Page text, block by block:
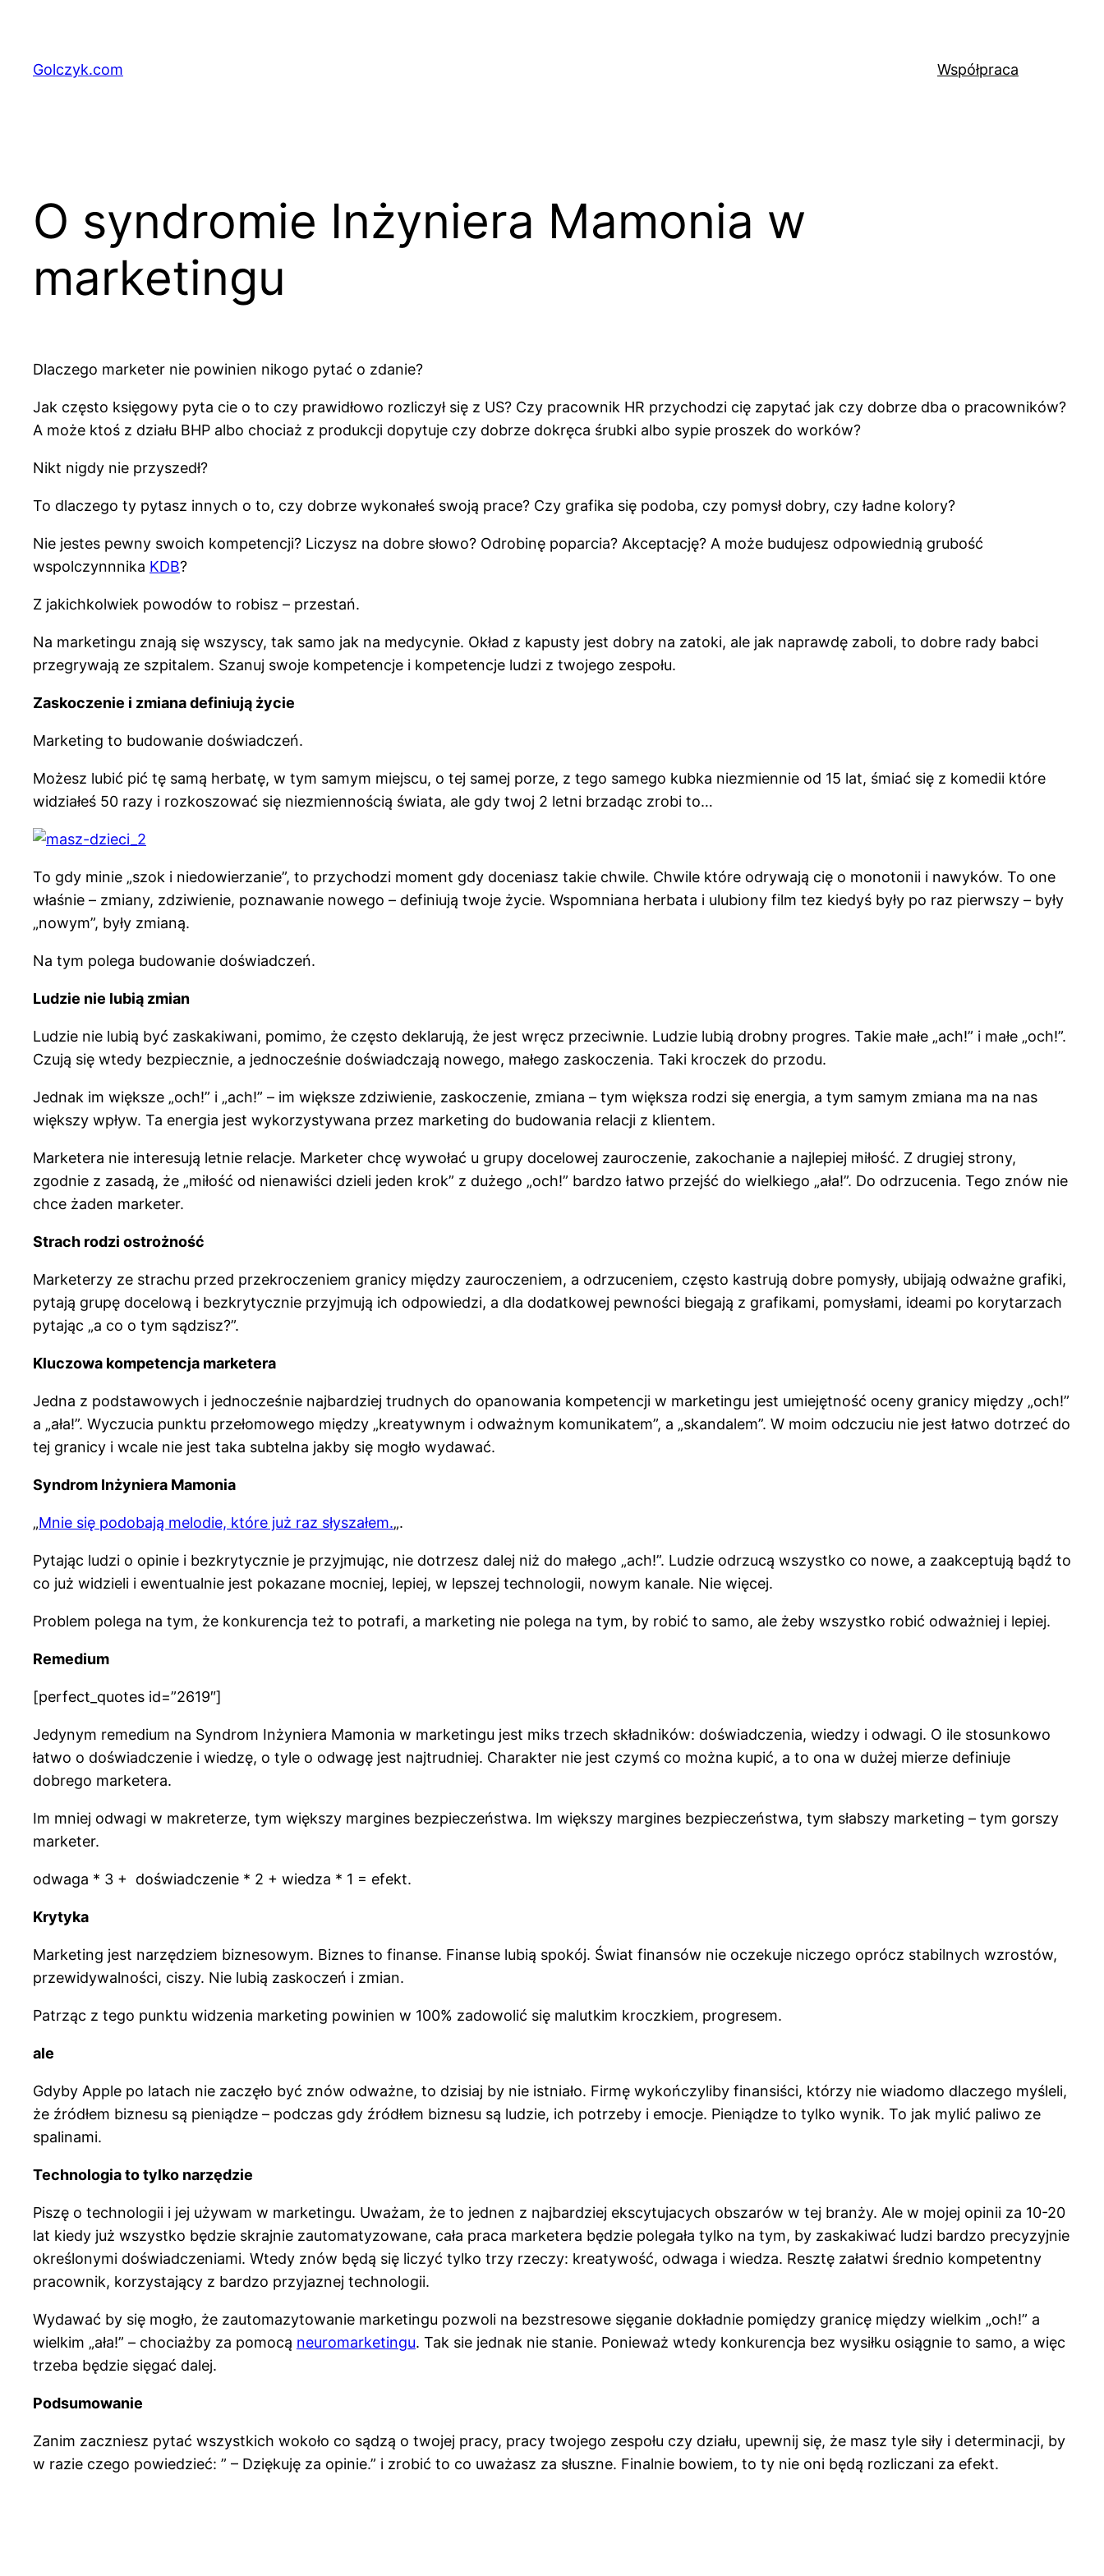
treściGolczyk.com Współpraca
O syndromie Inżyniera Mamonia w
marketingu
Dlaczego marketer nie powinien nikogo pytać o zdanie?
Jak często księgowy pyta cie o to czy prawidłowo rozliczył się z US? Czy pracownik HR przychodzi cię zapytać jak czy dobrze dba o pracowników?
A może ktoś z działu BHP albo chociaż z produkcji dopytuje czy dobrze dokręca śrubki albo sypie proszek do worków?
Nikt nigdy nie przyszedł?
To dlaczego ty pytasz innych o to, czy dobrze wykonałeś swoją prace? Czy grafika się podoba, czy pomysł dobry, czy ładne kolory?
Nie jestes pewny swoich kompetencji? Liczysz na dobre słowo? Odrobinę poparcia? Akceptację? A może budujesz odpowiednią grubość
wspolczynnnika KDB?
Z jakichkolwiek powodów to robisz – przestań.
Na marketingu znają się wszyscy, tak samo jak na medycynie. Okład z kapusty jest dobry na zatoki, ale jak naprawdę zaboli, to dobre rady babci
przegrywają ze szpitalem. Szanuj swoje kompetencje i kompetencje ludzi z twojego zespołu.
Zaskoczenie i zmiana definiują życie
Marketing to budowanie doświadczeń.
Możesz lubić pić tę samą herbatę, w tym samym miejscu, o tej samej porze, z tego samego kubka niezmiennie od 15 lat, śmiać się z komedii które
widziałeś 50 razy i rozkoszować się niezmiennością świata, ale gdy twoj 2 letni brzadąc zrobi to…
To gdy minie „szok i niedowierzanie”, to przychodzi moment gdy doceniasz takie chwile. Chwile które odrywają cię o monotonii i nawyków. To one
właśnie – zmiany, zdziwienie, poznawanie nowego – definiują twoje życie. Wspomniana herbata i ulubiony film tez kiedyś były po raz pierwszy – były
„nowym”, były zmianą.
Na tym polega budowanie doświadczeń.
Ludzie nie lubią zmian
Ludzie nie lubią być zaskakiwani, pomimo, że często deklarują, że jest wręcz przeciwnie. Ludzie lubią drobny progres. Takie małe „ach!” i małe „och!”.
Czują się wtedy bezpiecznie, a jednocześnie doświadczają nowego, małego zaskoczenia. Taki kroczek do przodu.
Jednak im większe „och!” i „ach!” – im większe zdziwienie, zaskoczenie, zmiana – tym większa rodzi się energia, a tym samym zmiana ma na nas
większy wpływ. Ta energia jest wykorzystywana przez marketing do budowania relacji z klientem.
Marketera nie interesują letnie relacje. Marketer chcę wywołać u grupy docelowej zauroczenie, zakochanie a najlepiej miłość. Z drugiej strony,
zgodnie z zasadą, że „miłość od nienawiści dzieli jeden krok” z dużego „och!” bardzo łatwo przejść do wielkiego „ała!”. Do odrzucenia. Tego znów nie
chce żaden marketer.
Strach rodzi ostrożność
Marketerzy ze strachu przed przekroczeniem granicy między zauroczeniem, a odrzuceniem, często kastrują dobre pomysły, ubijają odważne grafiki,
pytają grupę docelową i bezkrytycznie przyjmują ich odpowiedzi, a dla dodatkowej pewności biegają z grafikami, pomysłami, ideami po korytarzach
pytając „a co o tym sądzisz?”.
Kluczowa kompetencja marketera
Jedna z podstawowych i jednocześnie najbardziej trudnych do opanowania kompetencji w marketingu jest umiejętność oceny granicy między „och!”
a „ała!”. Wyczucia punktu przełomowego między „kreatywnym i odważnym komunikatem”, a „skandalem”. W moim odczuciu nie jest łatwo dotrzeć do
tej granicy i wcale nie jest taka subtelna jakby się mogło wydawać.
Syndrom Inżyniera Mamonia
„Mnie się podobają melodie, które już raz słyszałem.„.
Pytając ludzi o opinie i bezkrytycznie je przyjmując, nie dotrzesz dalej niż do małego „ach!”. Ludzie odrzucą wszystko co nowe, a zaakceptują bądź to
co już widzieli i ewentualnie jest pokazane mocniej, lepiej, w lepszej technologii, nowym kanale. Nie więcej.
Problem polega na tym, że konkurencja też to potrafi, a marketing nie polega na tym, by robić to samo, ale żeby wszystko robić odważniej i lepiej.
Remedium
[perfect_quotes id=”2619″]
Jedynym remedium na Syndrom Inżyniera Mamonia w marketingu jest miks trzech składników: doświadczenia, wiedzy i odwagi. O ile stosunkowo
łatwo o doświadczenie i wiedzę, o tyle o odwagę jest najtrudniej. Charakter nie jest czymś co można kupić, a to ona w dużej mierze definiuje
dobrego marketera.
Im mniej odwagi w makreterze, tym większy margines bezpieczeństwa. Im większy margines bezpieczeństwa, tym słabszy marketing – tym gorszy
marketer.
odwaga * 3 + doświadczenie * 2 + wiedza * 1 = efekt.
Krytyka
Marketing jest narzędziem biznesowym. Biznes to finanse. Finanse lubią spokój. Świat finansów nie oczekuje niczego oprócz stabilnych wzrostów,
przewidywalności, ciszy. Nie lubią zaskoczeń i zmian.
Patrząc z tego punktu widzenia marketing powinien w 100% zadowolić się malutkim kroczkiem, progresem.
ale
Gdyby Apple po latach nie zaczęło być znów odważne, to dzisiaj by nie istniało. Firmę wykończyliby finansiści, którzy nie wiadomo dlaczego myśleli,
że źródłem biznesu są pieniądze – podczas gdy źródłem biznesu są ludzie, ich potrzeby i emocje. Pieniądze to tylko wynik. To jak mylić paliwo ze
spalinami.
Technologia to tylko narzędzie
Piszę o technologii i jej używam w marketingu. Uważam, że to jednen z najbardziej ekscytujacych obszarów w tej branży. Ale w mojej opinii za 10-20
lat kiedy już wszystko będzie skrajnie zautomatyzowane, cała praca marketera będzie polegała tylko na tym, by zaskakiwać ludzi bardzo precyzyjnie
określonymi doświadczeniami. Wtedy znów będą się liczyć tylko trzy rzeczy: kreatywość, odwaga i wiedza. Resztę załatwi średnio kompetentny
pracownik, korzystający z bardzo przyjaznej technologii.
Wydawać by się mogło, że zautomazytowanie marketingu pozwoli na bezstresowe sięganie dokładnie pomiędzy granicę między wielkim „och!” a
wielkim „ała!” – chociażby za pomocą neuromarketingu. Tak sie jednak nie stanie. Ponieważ wtedy konkurencja bez wysiłku osiągnie to samo, a więc
trzeba będzie sięgać dalej.
Podsumowanie
Zanim zaczniesz pytać wszystkich wokoło co sądzą o twojej pracy, pracy twojego zespołu czy działu, upewnij się, że masz tyle siły i determinacji, by
w razie czego powiedzieć: ” – Dziękuję za opinie.” i zrobić to co uważasz za słuszne. Finalnie bowiem, to ty nie oni będą rozliczani za efekt.